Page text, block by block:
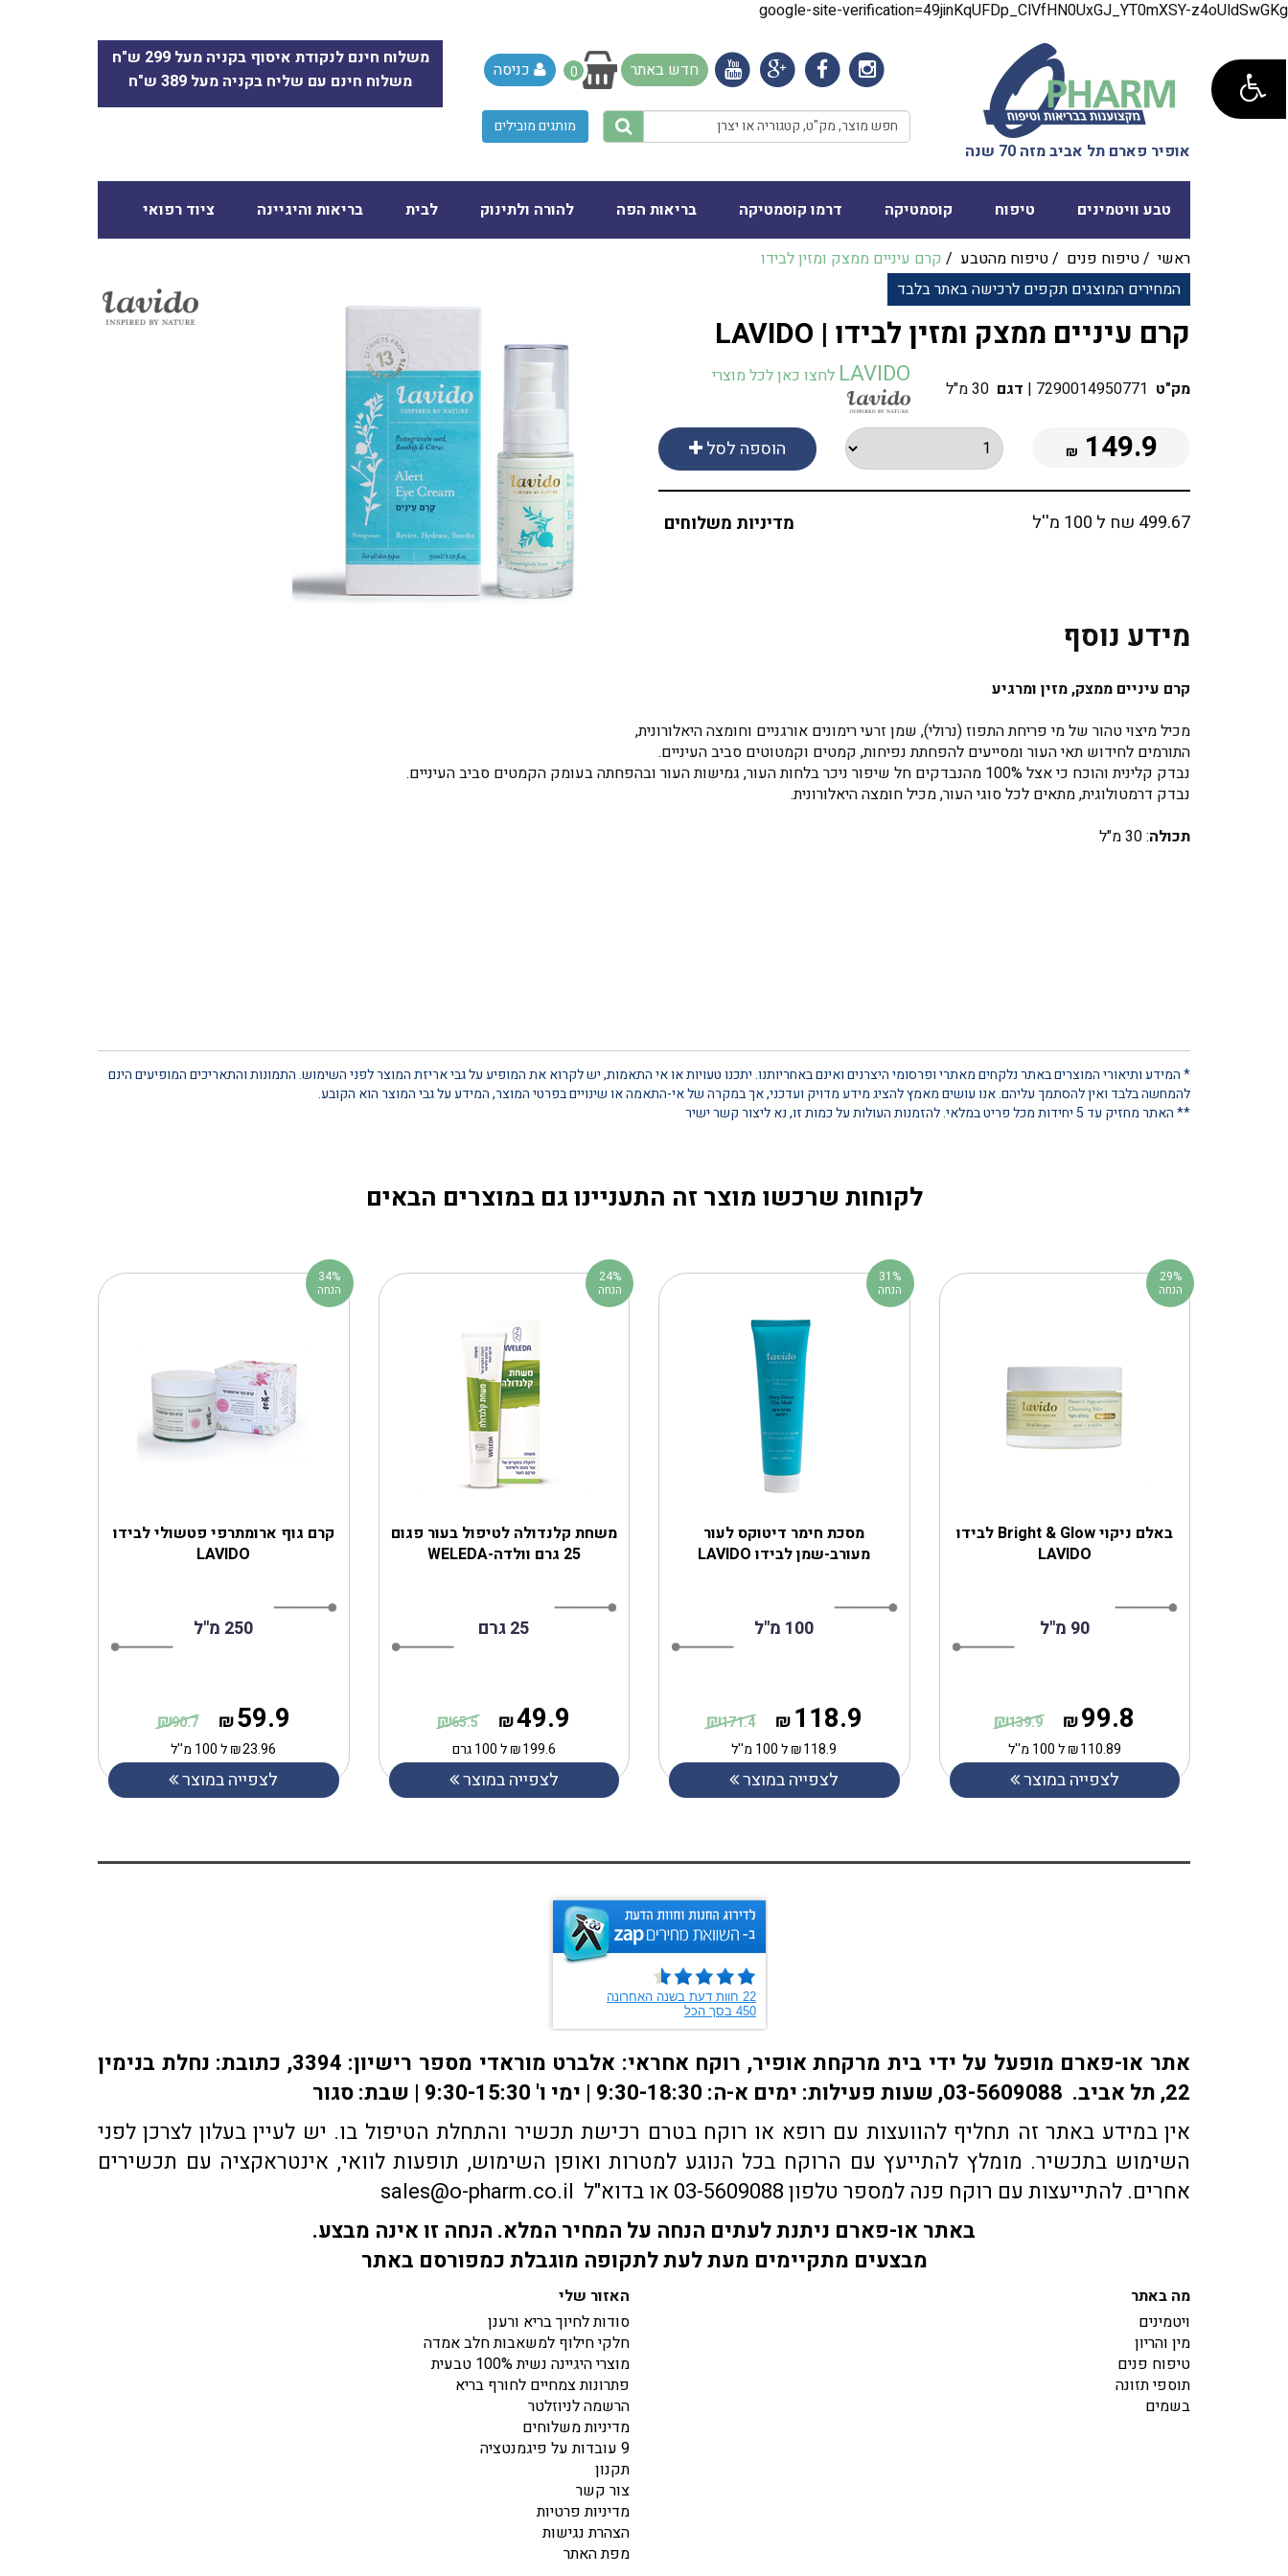
google-site-verification=49jinKqUFDp_ClVfHN0UxGJ_YT0mXSY-z4oUldSwGKg
משלוח חינם לנקודת איסוף בקניה מעל 299 ש"ח
משלוח חינם עם שליח בקניה מעל 389 ש"ח
חדש באתר 0 כניסה
מותגים מובילים
אופיר פארם תל אביב מזה 70 שנה
טבע וויטמינים טיפוח קוסמטיקה דרמו קוסמטיקה בריאות הפה להורה ולתינוק לבית בריאות והיגיינה ציוד רפואי
ראשי /טיפוח פנים /טיפוח מהטבע / קרם עיניים ממצק ומזין לבידו
המחירים המוצגים תקפים לרכישה באתר בלבד
קרם עיניים ממצק ומזין לבידו | LAVIDO
LAVIDO לחצו כאן לכל מוצרי
מק"ט 7290014950771
| דגם 30 מ"ל
הוספה לסל 149.9
₪
499.67 שח ל 100 מ''ל מדיניות משלוחים
מידע נוסף
קרם עיניים ממצק, מזין ומרגיע
מכיל מיצוי טהור של מי פריחת התפוז (נרולי), שמן זרעי רימונים אורגניים וחומצה היאלורונית,
התורמים לחידוש תאי העור ומסייעים להפחתת נפיחות, קמטים וקמטוטים סביב העיניים.
נבדק קלינית והוכח כי אצל 100% מהנבדקים חל שיפור ניכר בלחות העור, גמישות העור ובהפחתה בעומק הקמטים סביב העיניים.
נבדק דרמטולוגית, מתאים לכל סוגי העור, מכיל חומצה היאלורונית.
תכולה: 30 מ"ל
* המידע ותיאורי המוצרים באתר נלקחים מאתרי ופרסומי היצרנים ואינם באחריותנו. יתכנו טעויות או אי התאמות, יש לקרוא את המופיע על גבי אריזת המוצר לפני השימוש. התמונות והתאריכים המופיעים הינם
להמחשה בלבד ואין להסתמך עליהם. אנו עושים מאמץ להציג מידע מדויק ועדכני, אך במקרה של אי-התאמה או שינויים בפרטי המוצר, המידע על גבי המוצר הוא הקובע.
** האתר מחזיק עד 5 יחידות מכל פריט במלאי. להזמנות העולות על כמות זו, נא ליצור קשר ישיר
לקוחות שרכשו מוצר זה התעניינו גם במוצרים הבאים
קרם גוף ארומתרפי פטשולי לבידו
LAVIDO
250 מ"ל
59.9
₪
90.7
₪
23.96
₪ל 100 מ''ל
לצפייה במוצר
34%
הנחה
משחת קלנדולה לטיפול בעור פגום
25 גרם וולדה-WELEDA
25 גרם
49.9
₪
65.5
₪
199.6
₪ל 100 גרם
לצפייה במוצר
24%
הנחה
מסכת חימר דיטוקס לעור
מעורב-שמן לבידו LAVIDO
100 מ"ל
118.9
₪
171.4
₪
118.9
₪ל 100 מ''ל
לצפייה במוצר
31%
הנחה
‎באלם ניקוי Bright & Glow לבידו
LAVIDO
90 מ"ל
99.8
₪
139.9
₪
110.89
₪ל 100 מ''ל
לצפייה במוצר
29%
הנחה
אתר או-פארם מופעל על ידי בית מרקחת אופיר, רוקח אחראי: אלברט מוראדי מספר רישיון: 3394, כתובת: ​נחלת בנימין
22, תל אביב. 03-5609088, שעות פעילות: ימים א-ה: 9:30-18:30 | ימי ו' 9:30-15:30 | שבת: סגור
אין במידע באתר זה תחליף להוועצות עם רופא או רוקח בטרם רכישת תכשיר והתחלת הטיפול בו. יש לעיין בעלון לצרכן לפני
השימוש בתכשיר. מומלץ להתייעץ עם הרוקח בכל הנוגע למטרות ואופן השימוש, תופעות לוואי, אינטראקציה עם תכשירים
אחרים. להתייעצות עם רוקח פנה למספר טלפון 03-5609088 או בדוא"ל sales@o-pharm.co.il
באתר או-פארם ניתנת לעתים הנחה על המחיר המלא. הנחה זו אינה מבצע.
מבצעים מתקיימים מעת לעת לתקופה מוגבלת כמפורסם באתר
האזור שלי
סודות לחיוך בריא ורענן
חלקי חילוף למשאבות חלב אמדה
מוצרי היגיינה נשית 100% טבעית
פתרונות צמחיים לחורף בריא
הרשמה לניוזלטר
מדיניות משלוחים
9 עובדות על פיגמנטציה
תקנון
צור קשר
מדיניות פרטיות
הצהרת נגישות
מפת האתר
מה באתר
ויטמינים
מין והריון
טיפוח פנים
תוספי תזונה
בשמים